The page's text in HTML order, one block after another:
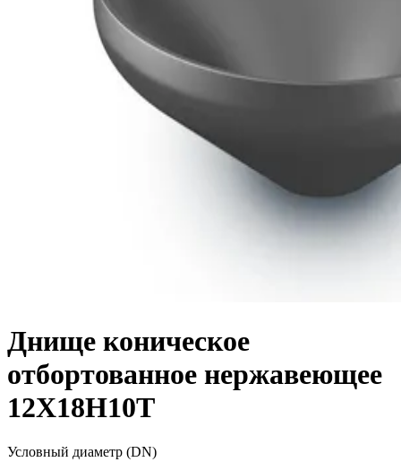
Днище коническое
отбортованное нержавеющее
12Х18Н10Т
Условный диаметр (DN)